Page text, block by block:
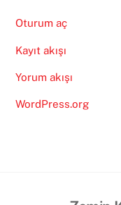
Oturum aç
Kayıt akışı
Yorum akışı
WordPress.org